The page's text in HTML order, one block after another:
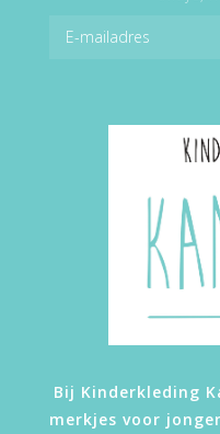
Bij Kinderkleding
merkjes voor